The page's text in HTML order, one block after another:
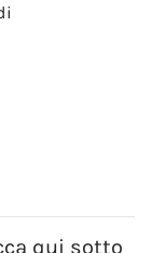
qui sotto